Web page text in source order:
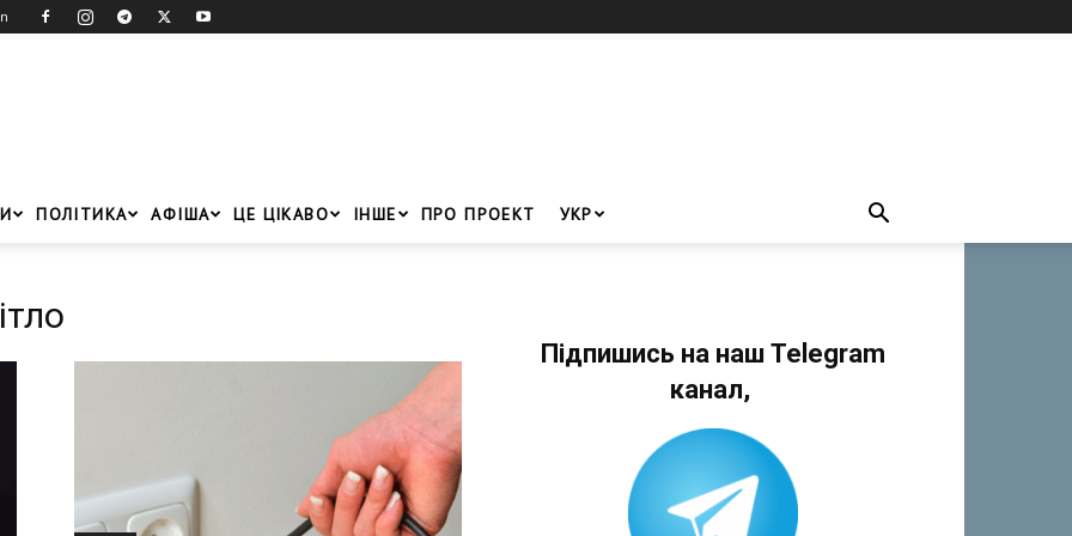
ПОЛІТИКА АФІША ЦЕ ЦІКАВО ІНШЕ ПРО ПРОЕКТ УКР
Підпишись на наш Telegram
канал,